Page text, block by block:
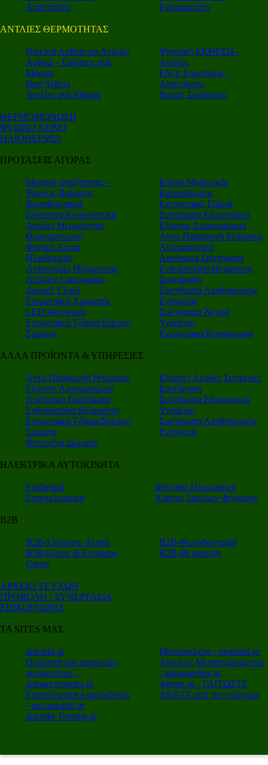
Απαντήσεις
Εγκαταστάτη
ΑΝΤΛΙΕΣ ΘΕΡΜΟΤΗΤΑΣ
Nέα και Αρθρα για Αντλίες
Αρθρα – Ειδήσεις ανά
Μάρκα
Best Sellers
Αντλίες ανά Μάρκα
Ψηφιακή ΕΚΘΕΣΗ –
Αντλίες
FAQ: Ερωτήσεις –
Απαντήσεις
Βρείτε Σύμβουλο
ΘΕΡΜΟΜΟΝΩΣΗ
ΦΥΣΙΚΟ ΑΕΡΙΟ
ΗΛΙΟΘΕΡΜΙΑ
ΠΡΟΤΑΣΕΙΣ ΑΓΟΡΑΣ
Μηχανή αναζήτησης –
Ψάχνεις-Βρίσκεις
Φωτοβολταϊκά
Σύγχρονα Κλιματιστικά
Αντλίες Θερμότητας
Θερμομόνωση
Φυσικό Αέριο
Ηλιοθερμία
Αυτονομίες Θέρμανσης
Λέβητες Οικονομίας
Δομικά Υλικά
Ενεργειακά Χρώματα
LED Φωτισμός
Ενεργειακά Τζάκια/Σόμπες/
Σώματα
Κτίρια Μηδενικής
Κατανάλωσης
Ενεργειακά Τζάμια
Συστήματα Εξαερισμού
Εξυπνοι Αυτοματισμοί
Αυτο-Παραγωγή Ρεύματος
Αυτοματισμοί
Αυτόνομα Συστήματα
Ενδοδαπέδια Θέρμανση
Συντήρηση
Συστήματα Αποθήκευσης
Ενέργειας
Συστήματα Νερού
Υγραέριο
Ενεργειακά Κουφώματα
ΑΛΛΑ ΠΡΟΪΟΝΤΑ & ΥΠΗΡΕΣΙΕΣ
Αυτο-Παραγωγή Ρεύματος
Εξυπνοι Αυτοματισμοί
Αυτόνομα Συστήματα
Ενδοδαπέδια Θέρμανση
Ενεργειακά Τζάκια/Σόμπες/
Σώματα
Φυτεμένα Δώματα
Εξυπνες Λευκές Συσκευές
Συντήρηση
Συστήματα Εξαερισμού
Υγραέριο
Συστήματα Αποθήκευσης
Ενέργειας
ΗΛΕΚΤΡΙΚΑ ΑΥΤΟΚΙΝΗΤΑ
Επιβατικά
Επαγγελματικά
Φόρτιση Ηλεκτρικού
Χάρτης Σημείων Φόρτισης
Β2Β
Β2Β-Γλιτώστε Λεφτά
Β2Β-Green & Economy
Green
Β2Β-Φωτοβολταϊκά
Β2Β-Θέρμανση
ΑΡΧΕΙΟ ΤΕΥΧΩΝ
ΠΡΟΒΟΛΗ / ΣΥΝΕΡΓΑΣΙΑ
ΕΠΙΚΟΙΝΩΝΙΑ
ΤΑ SITES ΜΑΣ
autotriti.gr
Προϊόντα και υπηρεσίες
αυτοκινήτου -
autoaccessories.gr
Επαγγελματικά αυτοκίνητα
- pro.autotriti.gr
autotriti-Touring.gr
Μοτοσικλέτα - mototriti.gr
Αγγελιες Μεταχειρισμένων
- autoaggelies.gr
4green.gr - ΓΛΙΤΩΣΤΕ
ΛΕΦΤΑ από την ενέργεια